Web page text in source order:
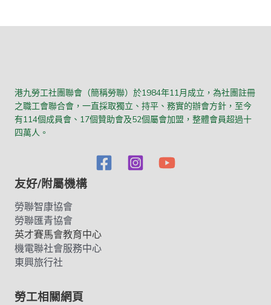
港九勞工社團聯會（簡稱勞聯）於1984年11月成立，為社團註冊
之職工會聯合會，一直採取獨立、持平、務實的辦會方針，至今
有114個成員會、17個贊助會及52個屬會加盟，整體會員超過十
四萬人。
友好/附屬機構
勞聯智康協會
勞聯匯青協會
英才賽馬會教育中心
機電聯社會服務中心
東興旅行社
勞工相關網頁